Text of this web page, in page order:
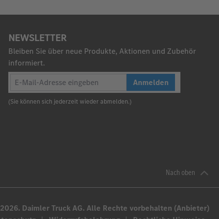
NEWSLETTER
Bleiben Sie über neue Produkte, Aktionen und Zubehör
informiert.
Anmelden
(Sie können sich jederzeit wieder abmelden.)
Nach oben
Daimler Truck AG. Alle Rechte vorbehalten (Anbieter)